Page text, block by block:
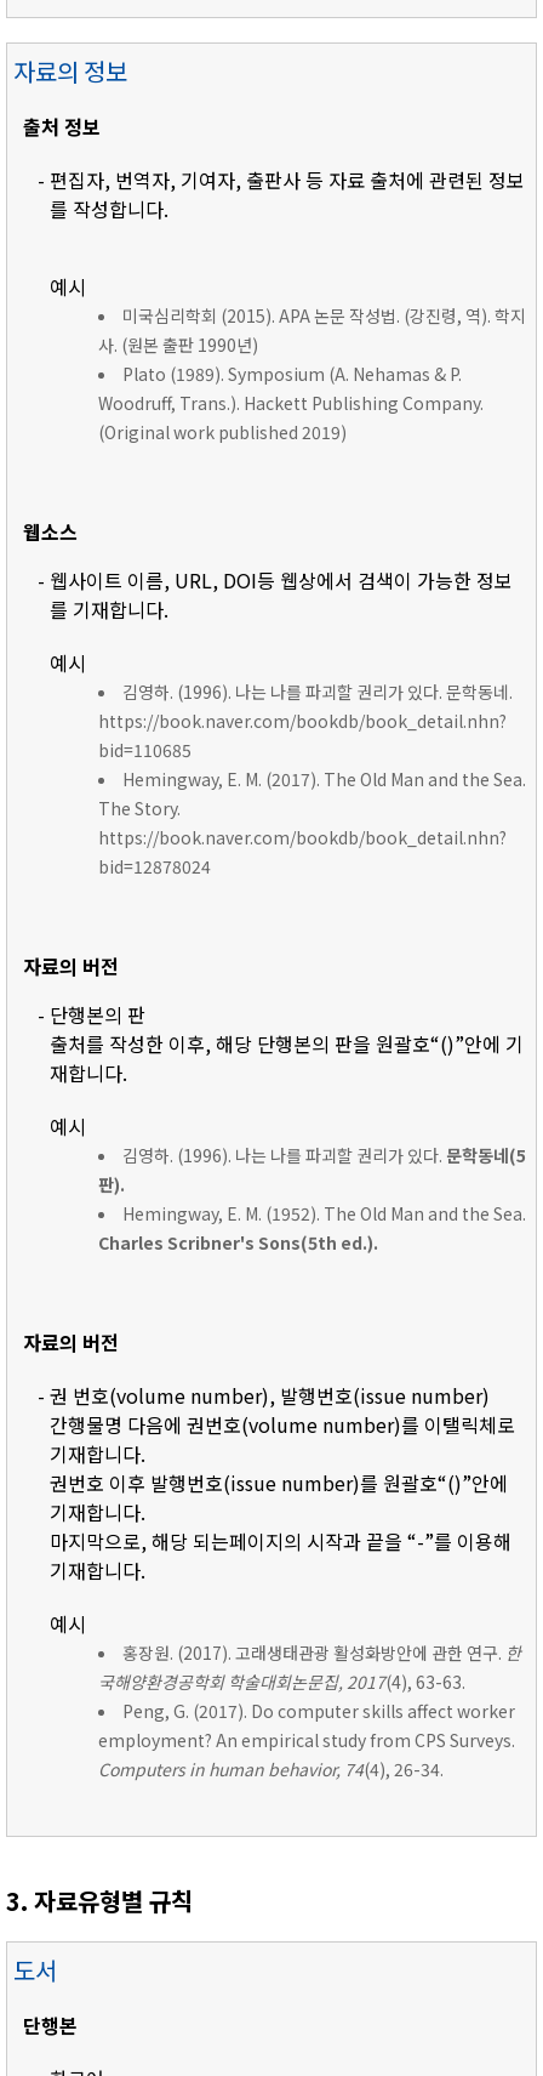
자료의 정보
출처 정보
- 편집자, 번역자, 기여자, 출판사 등 자료 출처에 관련된 정보
를 작성합니다.
예시
미국심리학회 (2015). APA 논문 작성법. (강진령, 역). 학지
사. (원본 출판 1990년)
Plato (1989). Symposium (A. Nehamas & P.
Woodruff, Trans.). Hackett Publishing Company.
(Original work published 2019)
웹소스
- 웹사이트 이름, URL, DOI등 웹상에서 검색이 가능한 정보
를 기재합니다.
예시
김영하. (1996). 나는 나를 파괴할 권리가 있다. 문학동네.
https://book.naver.com/bookdb/book_detail.nhn?
bid=110685
Hemingway, E. M. (2017). The Old Man and the Sea.
The Story.
https://book.naver.com/bookdb/book_detail.nhn?
bid=12878024
자료의 버전
- 단행본의 판
출처를 작성한 이후, 해당 단행본의 판을 원괄호“()”안에 기
재합니다.
예시
김영하. (1996). 나는 나를 파괴할 권리가 있다. 문학동네(5
판).
Hemingway, E. M. (1952). The Old Man and the Sea.
Charles Scribner's Sons(5th ed.).
자료의 버전
- 권 번호(volume number), 발행번호(issue number)
간행물명 다음에 권번호(volume number)를 이탤릭체로
기재합니다.
권번호 이후 발행번호(issue number)를 원괄호“()”안에
기재합니다.
마지막으로, 해당 되는페이지의 시작과 끝을 “-”를 이용해
기재합니다.
예시
홍장원. (2017). 고래생태관광 활성화방안에 관한 연구. 한
국해양환경공학회 학술대회논문집, 2017(4), 63-63.
Peng, G. (2017). Do computer skills affect worker
employment? An empirical study from CPS Surveys.
Computers in human behavior, 74(4), 26-34.
3. 자료유형별 규칙
도서
단행본